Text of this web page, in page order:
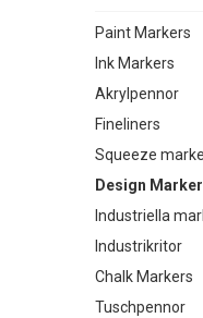
Paint Markers
Ink Markers
Akrylpennor
Fineliners
Squeeze
Design
Industriella
Industrikritor
Chalk Markers
Tuschpennor